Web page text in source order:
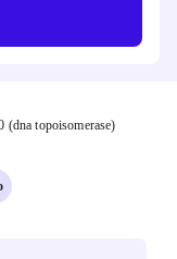
(dna topoisomerase)